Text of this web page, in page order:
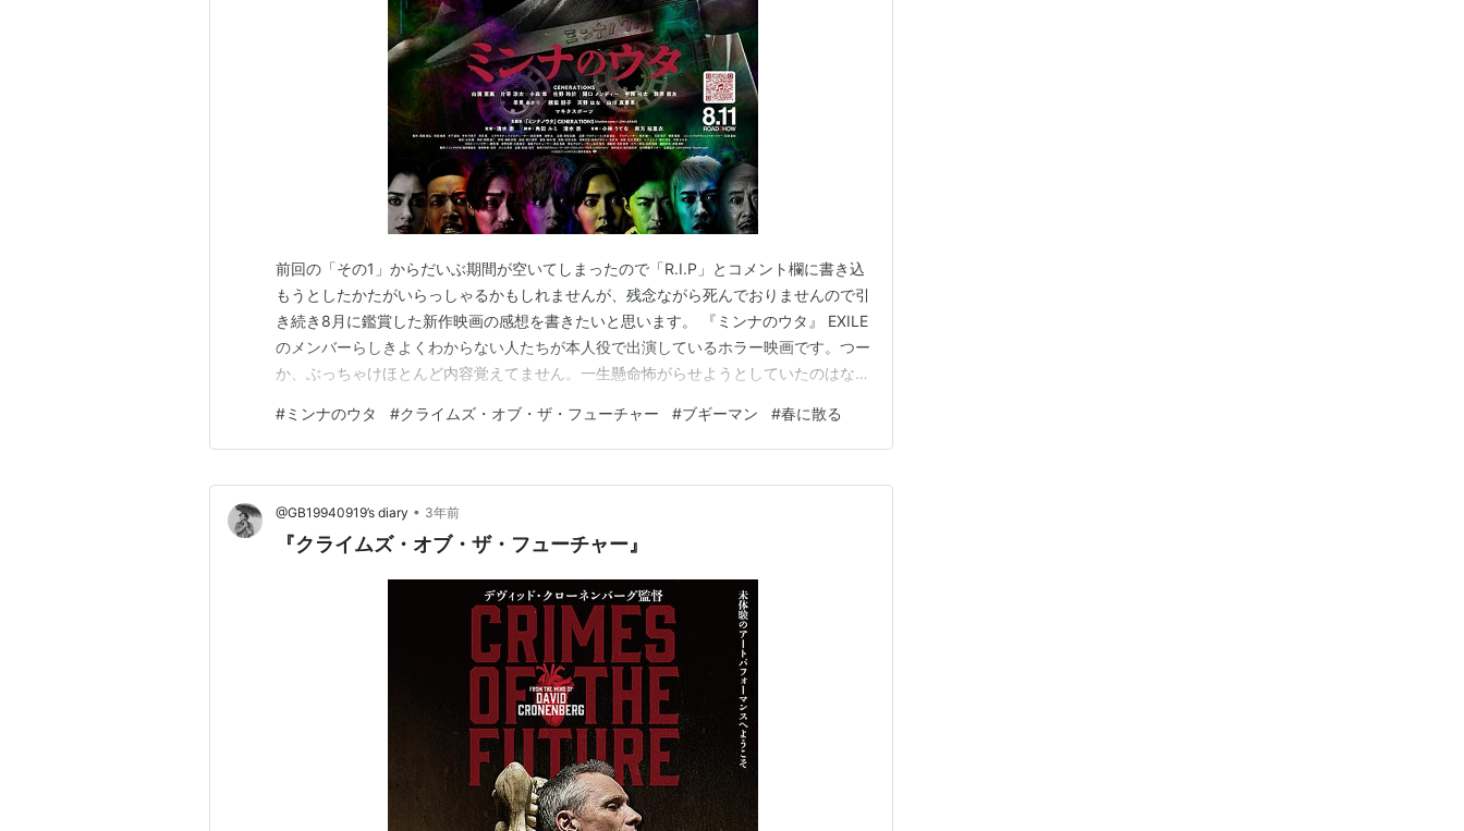
前回の「その1」からだいぶ期間が空いてしまったので「R.I.P」とコメント欄に書き込
もうとしたかたがいらっしゃるかもしれませんが、残念ながら死んでおりませんので引
き続き8月に鑑賞した新作映画の感想を書きたいと思います。 『ミンナのウタ』 EXILE
のメンバーらしきよくわからない人たちが本人役で出演しているホラー映画です。つー
か、ぶっちゃけほとんど内容覚えてません。一生懸命怖がらせようとしていたのはなん
してしまったのでしょう。失神はおそらくしてないと思われますが、とにかくそういう
ことでお許しいただければいいんじゃないで…
#ミンナのウタ #クライムズ・オブ・ザ・フューチャー #ブギーマン #春に散る
@GB19940919’s diary • 3年前
『クライムズ・オブ・ザ・フューチャー』